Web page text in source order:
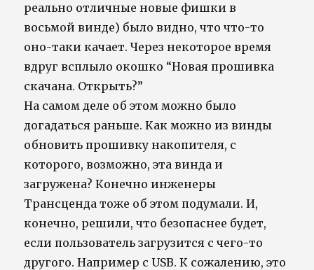
реально отличные новые фишки в
восьмой винде) было видно, что что-то
оно-таки качает. Через некоторое время
вдруг всплыло окошко “Новая прошивка
скачана. Открыть?”
На самом деле об этом можно было
догадаться раньше. Как можно из винды
обновить прошивку накопителя, с
которого, возможно, эта винда и
загружена? Конечно инженеры
Трансценда тоже об этом подумали. И,
конечно, решили, что безопаснее будет,
если пользователь загрузится с чего-то
другого. Например с USB. К сожалению, это